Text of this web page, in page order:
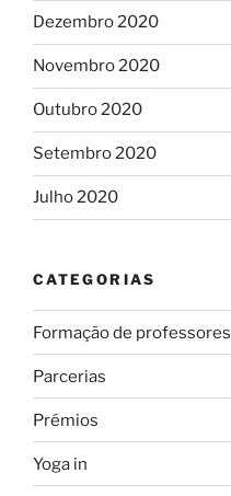
Dezembro 2020
Novembro 2020
Outubro 2020
Setembro 2020
Julho 2020
CATEGORIAS
Formação de professores
Parcerias
Prémios
Yoga in